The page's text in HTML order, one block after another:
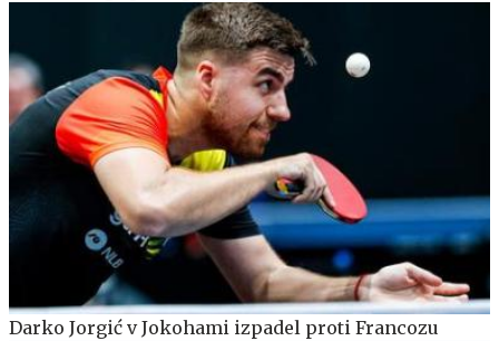
Darko Jorgić v Jokohami izpadel proti Francozu